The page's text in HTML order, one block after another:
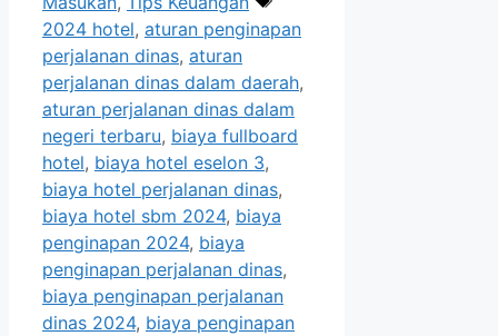
2024 hotel, aturan penginapan
perjalanan dinas, aturan
perjalanan dinas dalam daerah,
aturan perjalanan dinas dalam
negeri terbaru, biaya fullboard
hotel, biaya hotel eselon 3,
biaya hotel perjalanan dinas,
biaya hotel sbm 2024, biaya
penginapan 2024, biaya
penginapan perjalanan dinas,
biaya penginapan perjalanan
dinas 2024, biaya penginapan